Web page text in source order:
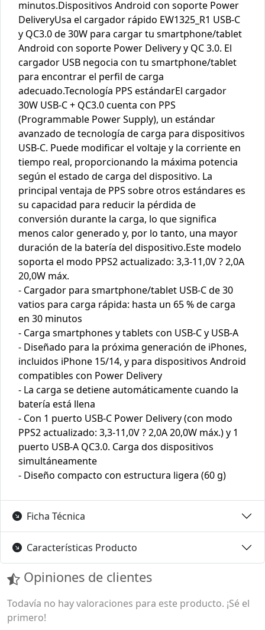
minutos.Dispositivos Android con soporte Power
DeliveryUsa el cargador rápido EW1325_R1 USB-C
y QC3.0 de 30W para cargar tu smartphone/tablet
Android con soporte Power Delivery y QC 3.0. El
cargador USB negocia con tu smartphone/tablet
para encontrar el perfil de carga
adecuado.Tecnología PPS estándarEl cargador
30W USB-C + QC3.0 cuenta con PPS
(Programmable Power Supply), un estándar
avanzado de tecnología de carga para dispositivos
USB-C. Puede modificar el voltaje y la corriente en
tiempo real, proporcionando la máxima potencia
según el estado de carga del dispositivo. La
principal ventaja de PPS sobre otros estándares es
su capacidad para reducir la pérdida de
conversión durante la carga, lo que significa
menos calor generado y, por lo tanto, una mayor
duración de la batería del dispositivo.Este modelo
soporta el modo PPS2 actualizado: 3,3-11,0V ? 2,0A
20,0W máx.
- Cargador para smartphone/tablet USB-C de 30
vatios para carga rápida: hasta un 65 % de carga
en 30 minutos
- Carga smartphones y tablets con USB-C y USB-A
- Diseñado para la próxima generación de iPhones,
incluidos iPhone 15/14, y para dispositivos Android
compatibles con Power Delivery
- La carga se detiene automáticamente cuando la
batería está llena
- Con 1 puerto USB-C Power Delivery (con modo
PPS2 actualizado: 3,3-11,0V ? 2,0A 20,0W máx.) y 1
puerto USB-A QC3.0. Carga dos dispositivos
simultáneamente
- Diseño compacto con estructura ligera (60 g)
Ficha Técnica
Características Producto
Opiniones de clientes
Todavía no hay valoraciones para este producto. ¡Sé el
primero!